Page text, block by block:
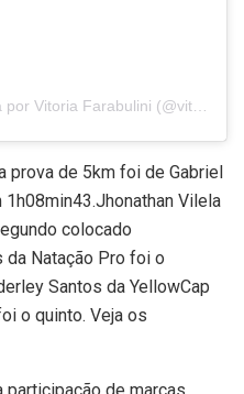
prova de 5km foi de Gabriel
Vilela
colocado
da Natação Pro foi o
Santos da YellowCap
o quinto. Veja os